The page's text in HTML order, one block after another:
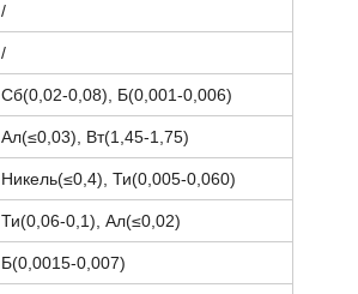
/
/
Сб(0,02-0,08), Б(0,001-0,006)
Ал(≤0,03), Вт(1,45-1,75)
Никель(≤0,4), Ти(0,005-0,060)
Ти(0,06-0,1), Ал(≤0,02)
Б(0,0015-0,007)